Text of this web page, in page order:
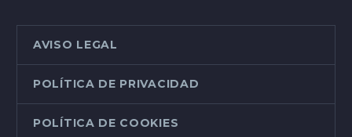
AVISO LEGAL
POLÍTICA DE PRIVACIDAD
POLÍTICA DE COOKIES